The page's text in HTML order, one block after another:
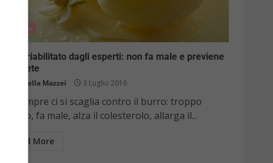
Salute
Burro riabilitato dagli esperti: non fa male e previene
il diabete
Raffaella Mazzei 3 Luglio 2016
Da sempre ci si scaglia contro il burro: troppo
grasso, fa male, alza il colesterolo, allarga il...
Read More